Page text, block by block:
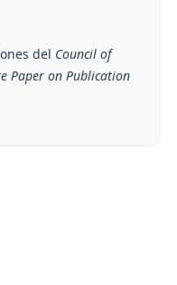
del Council of
Paper on Publication